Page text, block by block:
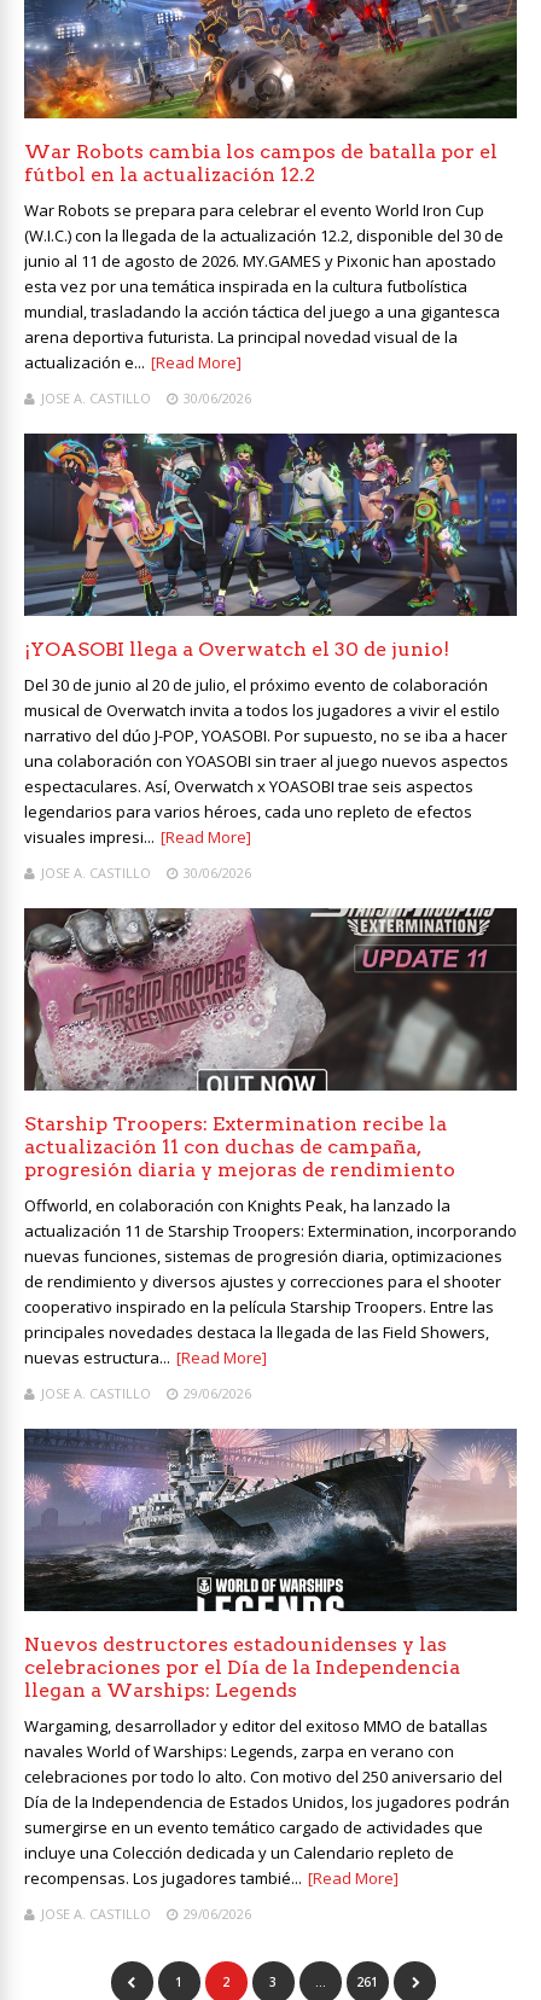
War Robots cambia los campos de batalla por el
fútbol en la actualización 12.2
War Robots se prepara para celebrar el evento World Iron Cup
(W.I.C.) con la llegada de la actualización 12.2, disponible del 30 de
junio al 11 de agosto de 2026. MY.GAMES y Pixonic han apostado
esta vez por una temática inspirada en la cultura futbolística
mundial, trasladando la acción táctica del juego a una gigantesca
arena deportiva futurista. La principal novedad visual de la
actualización e... [Read More]
JOSE A. CASTILLO 30/06/2026
¡YOASOBI llega a Overwatch el 30 de junio!
Del 30 de junio al 20 de julio, el próximo evento de colaboración
musical de Overwatch invita a todos los jugadores a vivir el estilo
narrativo del dúo J-POP, YOASOBI. Por supuesto, no se iba a hacer
una colaboración con YOASOBI sin traer al juego nuevos aspectos
espectaculares. Así, Overwatch x YOASOBI trae seis aspectos
legendarios para varios héroes, cada uno repleto de efectos
visuales impresi... [Read More]
JOSE A. CASTILLO 30/06/2026
Starship Troopers: Extermination recibe la
actualización 11 con duchas de campaña,
progresión diaria y mejoras de rendimiento
Offworld, en colaboración con Knights Peak, ha lanzado la
actualización 11 de Starship Troopers: Extermination, incorporando
nuevas funciones, sistemas de progresión diaria, optimizaciones
de rendimiento y diversos ajustes y correcciones para el shooter
cooperativo inspirado en la película Starship Troopers. Entre las
principales novedades destaca la llegada de las Field Showers,
nuevas estructura... [Read More]
JOSE A. CASTILLO 29/06/2026
Nuevos destructores estadounidenses y las
celebraciones por el Día de la Independencia
llegan a Warships: Legends
Wargaming, desarrollador y editor del exitoso MMO de batallas
navales World of Warships: Legends, zarpa en verano con
celebraciones por todo lo alto. Con motivo del 250 aniversario del
Día de la Independencia de Estados Unidos, los jugadores podrán
sumergirse en un evento temático cargado de actividades que
incluye una Colección dedicada y un Calendario repleto de
recompensas. Los jugadores tambié... [Read More]
JOSE A. CASTILLO 29/06/2026
1 2 3 … 261